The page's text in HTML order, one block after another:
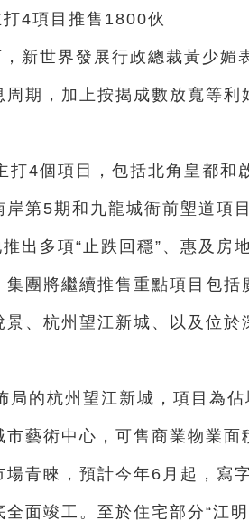
4項目推售1800伙
新世界發展行政總裁黃少媚
期，加上按揭成數放寬等利
打4個項目，包括北角皇都和
第5期和九龍城衙前塱道項
出多項“止跌回穩”、惠及房
團將繼續推售重點項目包括
、杭州望江新城、以及位於
局的杭州望江新城，項目為
藝術中心，可售商業物業面
青睞，預計今年6月起，寫
面竣工。至於住宅部分“江